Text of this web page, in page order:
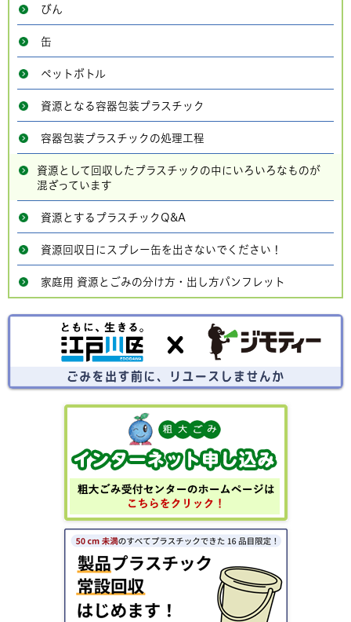
びん
缶
ペットボトル
資源となる容器包装プラスチック
容器包装プラスチックの処理工程
資源として回収したプラスチックの中にいろいろなものが
混ざっています
資源とするプラスチックQ&A
資源回収日にスプレー缶を出さないでください！
家庭用 資源とごみの分け方・出し方パンフレット